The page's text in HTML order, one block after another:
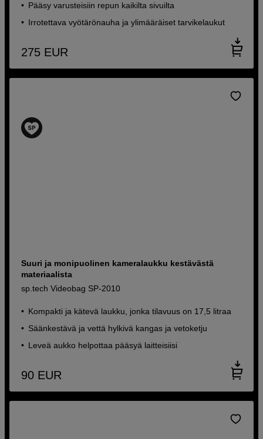
Pääsy varusteisiin repun kaikilta sivuilta
Irrotettava vyötärönauha ja ylimääräiset tarvikelaukut
275 EUR
Suuri ja monipuolinen kameralaukku kestävästä
materiaalista
sp.tech Videobag SP-2010
Kompakti ja kätevä laukku, jonka tilavuus on 17,5 litraa
Säänkestävä ja vettä hylkivä kangas ja vetoketju
Leveä aukko helpottaa pääsyä laitteisiisi
90 EUR